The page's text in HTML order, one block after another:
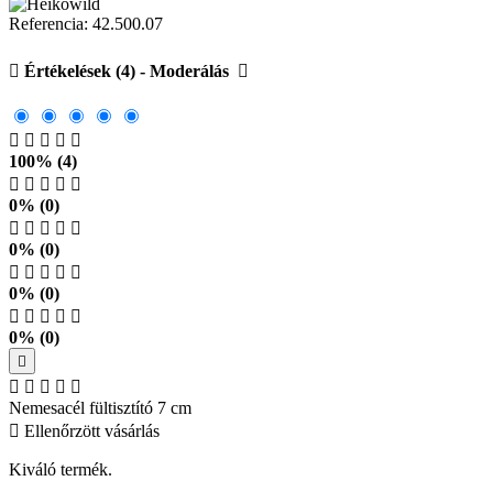
Referencia: 42.500.07
 Értékelések (4) - Moderálás 
    
100% (4)
    
0% (0)
    
0% (0)
    
0% (0)
    
0% (0)

    
Nemesacél fültisztító 7 cm
 Ellenőrzött vásárlás
Kiváló termék.